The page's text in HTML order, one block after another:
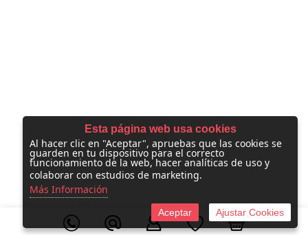
Esta página web usa cookies
Al hacer clic en "Aceptar", apruebas que las cookies se
guarden en tu dispositivo para el correcto
funcionamiento de la web, hacer analíticas de uso y
colaborar con estudios de marketing.
Más Información
Aceptar Ajustar Cookies